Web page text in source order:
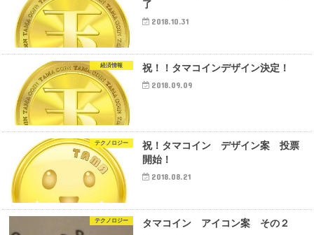
了
2018.10.31
経済情報 祝！！タマコインデザイン決定！
2018.09.09
テクノロジー
祝！タマコイン デザイン案 投票
開始！
2018.08.21
テクノロジー タマコイン アイコン案 その２